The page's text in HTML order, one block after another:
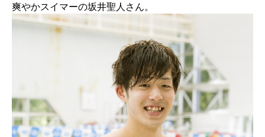
爽やかスイマーの坂井聖人さん。